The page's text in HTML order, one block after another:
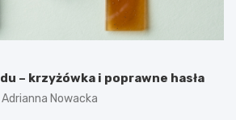
– krzyżówka i poprawne hasła
Adrianna Nowacka